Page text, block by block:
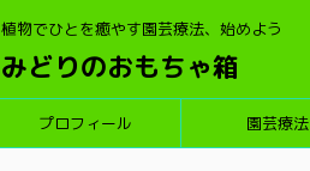
植物でひとを癒やす園芸療法、始めよう
みどりのおもちゃ箱
プロフィール 園芸療法